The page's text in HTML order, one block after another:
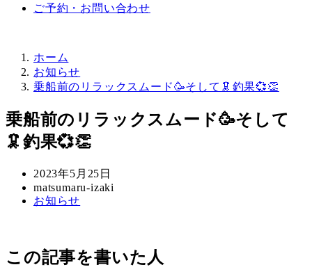
ご予約・お問い合わせ
ホーム
お知らせ
乗船前のリラックスムード🥳そして🦑釣果💞👏
乗船前のリラックスムード🥳そして
🦑釣果💞👏
投
稿
日
2023年5月25日
著
者
matsumaru-izaki
カ
ー
お知らせ
この記事を書いた人